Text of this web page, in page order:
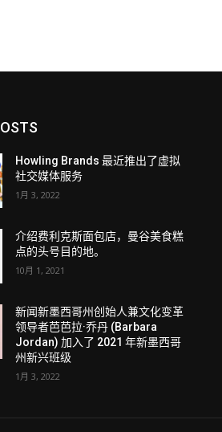
Howling Brands 最近推出了虚拟
社交媒体服务
1月 3, 2022
介绍费利克斯面包店，曼谷美食糕
点的头号目的地。
10月 1, 2021
新闻新墨西哥州创始人兼文化变革
领导者芭芭拉·乔丹 (Barbara
Jordan) 加入了 2021 年新墨西哥
州新兴班级
1月 3, 2022